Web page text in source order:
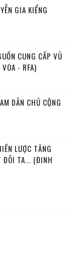
GIA KIỂNG
CUNG CẤP VŨ
- RFA)
DÂN CHỦ CỘNG
LƯỢC TĂNG
ĐÔI TA... (ĐINH